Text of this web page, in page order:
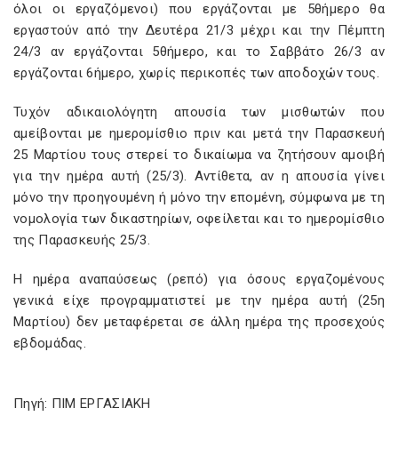
όλοι οι εργαζόμενοι) που εργάζονται με 5θήμερο θα
εργαστούν από την Δευτέρα 21/3 μέχρι και την Πέμπτη
24/3 αν εργάζονται 5θήμερο, και το Σαββάτο 26/3 αν
εργάζονται 6ήμερο, χωρίς περικοπές των αποδοχών τους.
Τυχόν αδικαιολόγητη απουσία των μισθωτών που
αμείβονται με ημερομίσθιο πριν και μετά την Παρασκευή
25 Μαρτίου τους στερεί το δικαίωμα να ζητήσουν αμοιβή
για την ημέρα αυτή (25/3). Αντίθετα, αν η απουσία γίνει
μόνο την προηγουμένη ή μόνο την επομένη, σύμφωνα με τη
νομολογία των δικαστηρίων, οφείλεται και το ημερομίσθιο
της Παρασκευής 25/3.
Η ημέρα αναπαύσεως (ρεπό) για όσους εργαζομένους
γενικά είχε προγραμματιστεί με την ημέρα αυτή (25η
Μαρτίου) δεν μεταφέρεται σε άλλη ημέρα της προσεχούς
εβδομάδας.
Πηγή: ΠΙΜ ΕΡΓΑΣΙΑΚΗ